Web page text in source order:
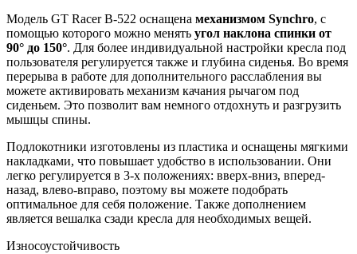
Модель GT Racer B-522 оснащена механизмом Synchro, с
помощью которого можно менять угол наклона спинки от
90° до 150°. Для более индивидуальной настройки кресла под
пользователя регулируется также и глубина сиденья. Во время
перерыва в работе для дополнительного расслабления вы
можете активировать механизм качания рычагом под
сиденьем. Это позволит вам немного отдохнуть и разгрузить
мышцы спины.
Подлокотники изготовлены из пластика и оснащены мягкими
накладками, что повышает удобство в использовании. Они
легко регулируется в 3-х положениях: вверх-вниз, вперед-
назад, влево-вправо, поэтому вы можете подобрать
оптимальное для себя положение. Также дополнением
является вешалка сзади кресла для необходимых вещей.
Износоустойчивость